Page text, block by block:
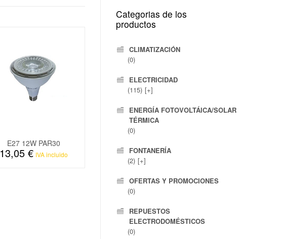
E27 12W PAR30
13,05 € IVA incluido
Categorias de los
productos
CLIMATIZACIÓN
(0)
ELECTRICIDAD
(115) [+]
ENERGÍA FOTOVOLTÁICA/SOLAR
TÉRMICA
(0)
FONTANERÍA
(2) [+]
OFERTAS Y PROMOCIONES
(0)
REPUESTOS
ELECTRODOMÉSTICOS
(0)